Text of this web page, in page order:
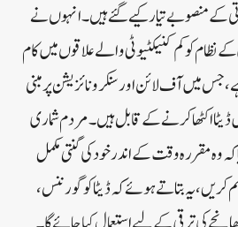
کے منصوبے تیار کیے گئے ہیں۔انہوں نے
نظام کو کم کنیکٹیوٹی والے علاقوں میں کام
جس میں آف لائن اور سنکرونائزیشن پر مبنی
اکٹھا کرنے کے قابل ہیں۔مردم شماری
وہ مقررہ وقت کے اندر خود کی گنتی مکمل
یہ بتاتے ہوئے کہ ڈیٹا کو گورننس،